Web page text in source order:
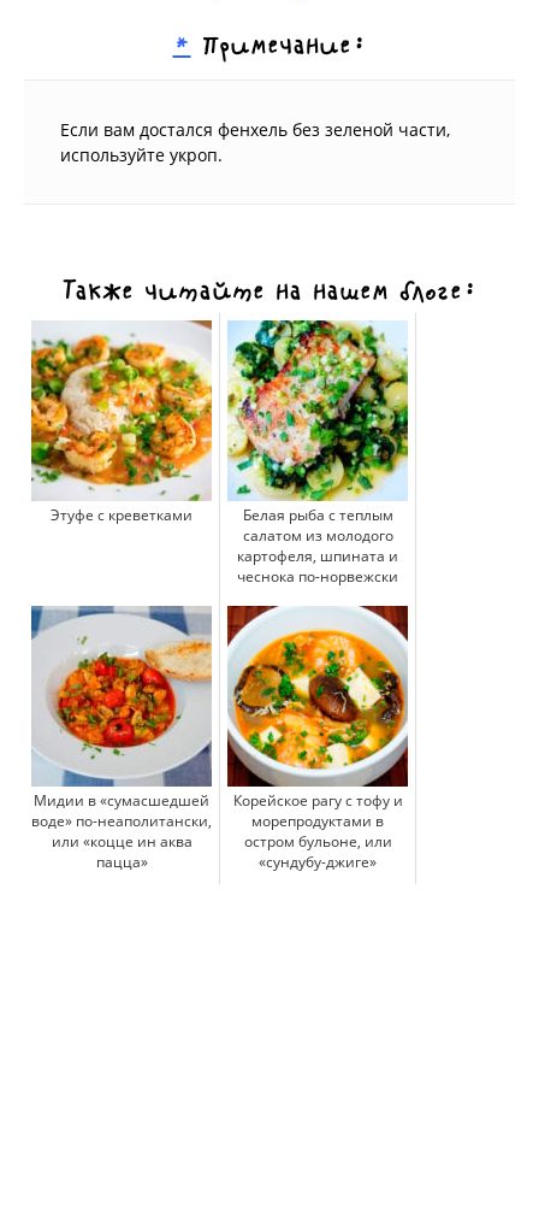
* Примечание:
Если вам достался фенхель без зеленой части,
используйте укроп.
Также читайте на нашем блоге:
Этуфе с креветками
Белая рыба с теплым
салатом из молодого
картофеля, шпината и
чеснока по-норвежски
Мидии в «сумасшедшей
воде» по-неаполитански,
или «коцце ин аква
пацца»
Корейское рагу с тофу и
морепродуктами в
остром бульоне, или
«сундубу-джиге»